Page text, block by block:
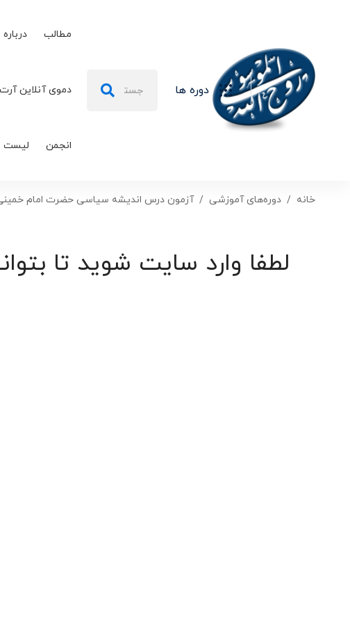
دوره ها
برای:
مطالب درباره
دموی آنلاین آرت
انجمن لیست
خانه دوره‌های آموزشی آزمون درس اندیشه سیاسی حضرت امام
لطفا وارد سایت شوید تا